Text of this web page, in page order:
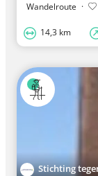
Wandelroute ·
14,3 km
Stichting